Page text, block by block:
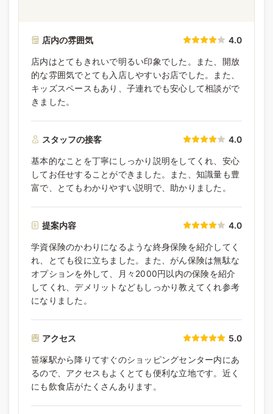
店内の雰囲気 4.0
店内はとてもきれいで明るい印象でした。また、開放
的な雰囲気でとても入店しやすいお店でした。また、
キッズスペースもあり、子連れでも安心して相談がで
きました。
スタッフの接客 4.0
基本的なことを丁寧にしっかり説明をしてくれ、安心
してお任せすることができました。また、知識量も豊
富で、とてもわかりやすい説明で、助かりました。
提案内容 4.0
学資保険のかわりになるような終身保険を紹介してく
れ、とても役に立ちました。また、がん保険は無駄な
オプションを外して、月々2000円以内の保険を紹介
してくれ、デメリットなどもしっかり教えてくれ参考
になりました。
アクセス 5.0
笹塚駅から降りてすぐのショッピングセンター内にあ
るので、アクセスもよくとても便利な立地です。近く
にも飲食店がたくさんあります。